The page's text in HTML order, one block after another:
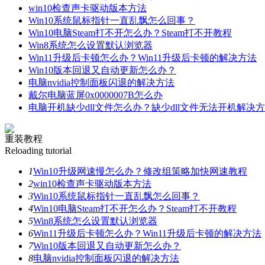
win10检查声卡驱动版本方法
Win10系统鼠标指针一直乱飘怎么回事？
Win10电脑Steam打不开怎么办？Steam打不开教程
Win8系统怎么设置默认浏览器
Win11升级后卡顿怎么办？Win11升级后卡顿的解决方法
Win10版本回退又自动更新怎么办？
电脑nvidia控制面板闪退的解决方法
戴尔电脑蓝屏0x0000007B怎么办
电脑开机缺少dll文件怎么办？缺少dll文件无法开机解决
重装教程
Reloading tutorial
1Win10升级网速慢怎么办？修改组策略加快网速教程
2win10检查声卡驱动版本方法
3Win10系统鼠标指针一直乱飘怎么回事？
4Win10电脑Steam打不开怎么办？Steam打不开教程
5Win8系统怎么设置默认浏览器
6Win11升级后卡顿怎么办？Win11升级后卡顿的解决方法
7Win10版本回退又自动更新怎么办？
8电脑nvidia控制面板闪退的解决方法